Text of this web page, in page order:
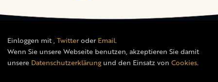
Einloggen mit, Twitteroder Email.
Wenn Sie unsere Webseite benutzen, akzeptieren Sie damit
unsere Datenschutzerklärungund den Einsatz von Cookies.